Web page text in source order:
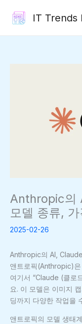
IT Trends
Anthropic의
모델 종류,
2025-02-26
Anthropic의 AI,
앤트로픽(Anthropic)
여기서 “Claude (클로
요. 이 모델은 이미지
딩까지 다양한 작업을
앤트로픽의 모델 생태